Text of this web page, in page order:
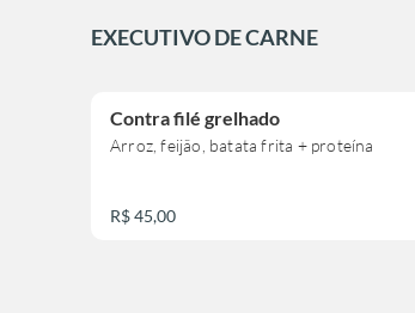
EXECUTIVO DE CARNE
Contra filé grelhado
Arroz, feijão, batata frita + proteína
R$ 45,00